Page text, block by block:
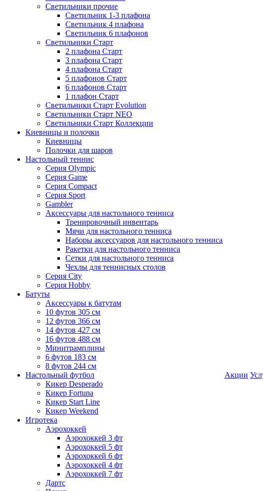
Светильники прочие
Светильник 1-3 плафона
Светильник 4 плафона
Светильник 6 плафонов
Светильники Старт
2 плафона Старт
3 плафона Старт
4 плафона Старт
5 плафонов Старт
6 плафонов Старт
1 плафон Старт
Светильники Старт Evolution
Светильники Старт NEO
Светильники Старт Коллекции
Киевницы и полочки
Киевницы
Полочки для шаров
Настольный теннис
Серия Olympic
Серия Game
Серия Compact
Серия Sport
Gambler
Аксессуары для настольного тенниса
Тренировочный инвентарь
Мячи для настольного тенниса
Наборы аксессуаров для настольного тенниса
Ракетки для настольного тенниса
Сетки для настольного тенниса
Чехлы для теннисных столов
Серия City
Серия Hobby
Батуты
Аксессуары к батутам
10 футов 305 см
12 футов 366 см
14 футов 427 см
16 футов 488 см
Минитрамплины
6 футов 183 см
8 футов 244 см
Настольный футбол
Кикер Desperado
Кикер Fortuna
Кикер Start Line
Кикер Weekend
Игротека
Аэрохоккей
Аэрохоккей 3 фт
Аэрохоккей 5 фт
Аэрохоккей 6 фт
Аэрохоккей 4 фт
Аэрохоккей 7 фт
Дартс
Акции